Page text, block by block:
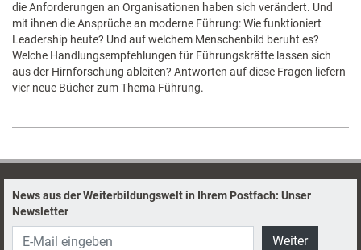
die Anforderungen an Organisationen haben sich verändert. Und
mit ihnen die Ansprüche an moderne Führung: Wie funktioniert
Leadership heute? Und auf welchem Menschenbild beruht es?
Welche Handlungsempfehlungen für Führungskräfte lassen sich
aus der Hirnforschung ableiten? Antworten auf diese Fragen liefern
vier neue Bücher zum Thema Führung.
News aus der Weiterbildungswelt in Ihrem Postfach: Unser
Newsletter
Weiter